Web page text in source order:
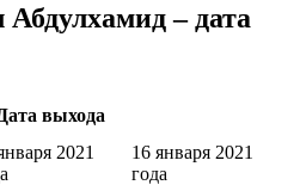
– дата
выхода
2021
16 января 2021
года